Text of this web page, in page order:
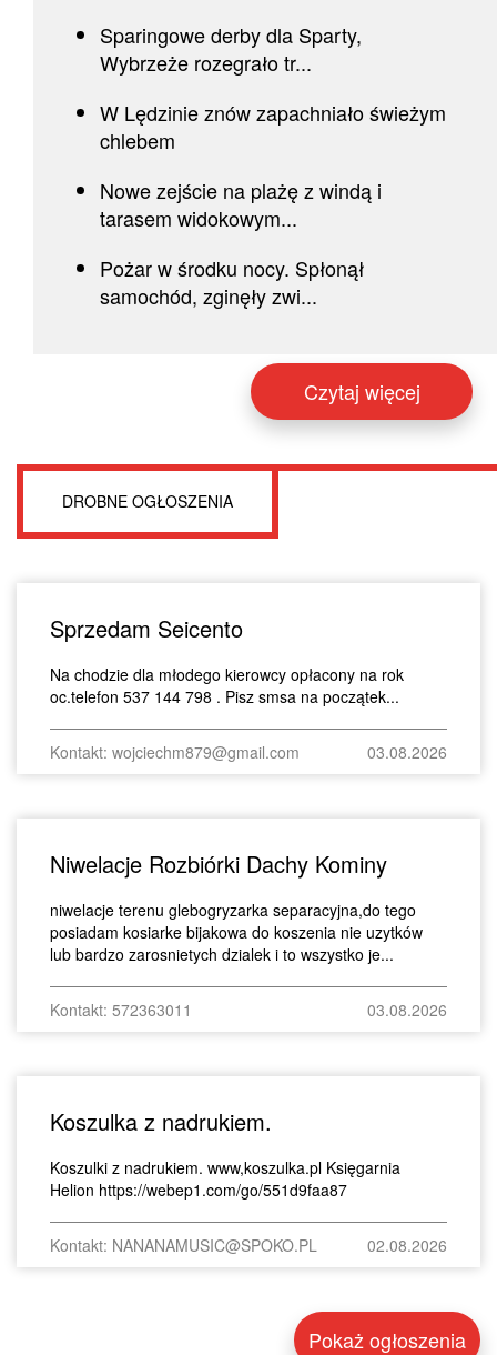
Sparingowe derby dla Sparty,
Wybrzeże rozegrało tr...
W Lędzinie znów zapachniało świeżym
chlebem
Nowe zejście na plażę z windą i
tarasem widokowym...
Pożar w środku nocy. Spłonął
samochód, zginęły zwi...
Czytaj więcej
DROBNE OGŁOSZENIA
Sprzedam Seicento
Na chodzie dla młodego kierowcy opłacony na rok
oc.telefon 537 144 798 . Pisz smsa na początek...
Kontakt: wojciechm879@gmail.com 03.08.2026
Niwelacje Rozbiórki Dachy Kominy
niwelacje terenu glebogryzarka separacyjna,do tego
posiadam kosiarke bijakowa do koszenia nie uzytków
lub bardzo zarosnietych dzialek i to wszystko je...
Kontakt: 572363011 03.08.2026
Koszulka z nadrukiem.
Koszulki z nadrukiem. www,koszulka.pl Księgarnia
Helion https://webep1.com/go/551d9faa87
Kontakt: NANANAMUSIC@SPOKO.PL 02.08.2026
Pokaż ogłoszenia